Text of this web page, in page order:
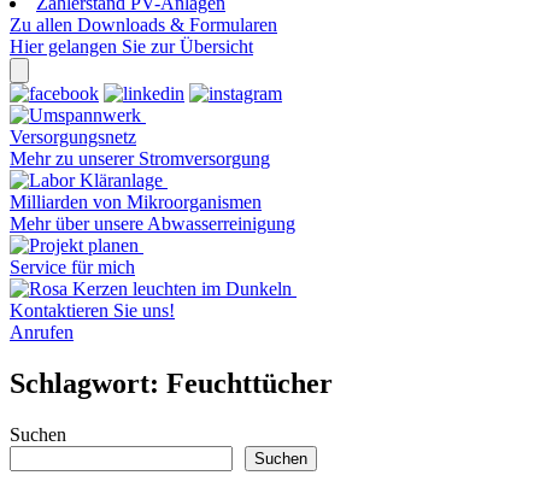
Zu allen Downloads & Formularen
Hier gelangen Sie zur Übersicht
Versorgungsnetz
Mehr zu unserer Stromversorgung
Milliarden von Mikroorganismen
Mehr über unsere Abwasserreinigung
Service für mich
Kontaktieren Sie uns!
Anrufen
Schlagwort: Feuchttücher
Suchen
Suchen